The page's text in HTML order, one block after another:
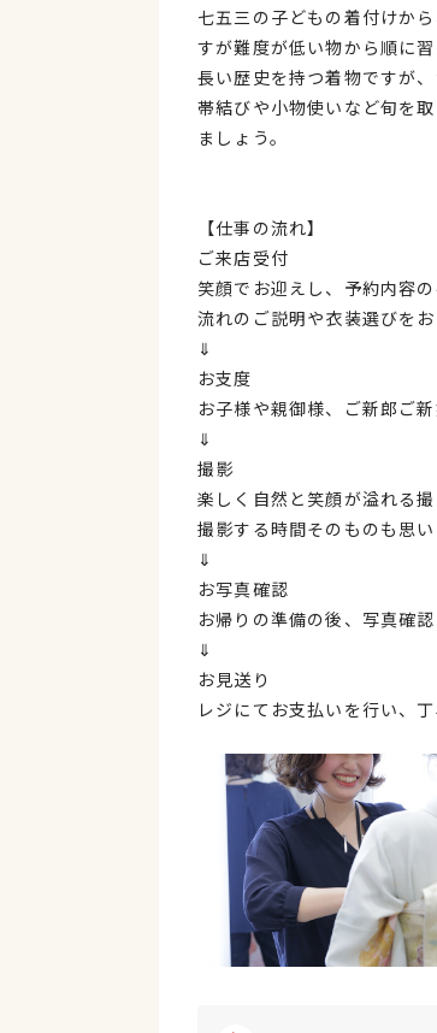
七五三の子どもの着付けか
すが難度が低い物から順に習
長い歴史を持つ着物ですが
帯結びや小物使いなど旬を
ましょう。
【仕事の流れ】
ご来店受付
笑顔でお迎えし、予約内容
流れのご説明や衣装選びをお
⇓
お支度
お子様や親御様、ご新郎ご
⇓
撮影
楽しく自然と笑顔が溢れる撮
撮影する時間そのものも思
⇓
お写真確認
お帰りの準備の後、写真確
⇓
お見送り
レジにてお支払いを行い、